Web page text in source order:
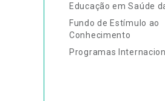
Educação em Saúde
Fundo de Estímulo ao
Conhecimento
Programas